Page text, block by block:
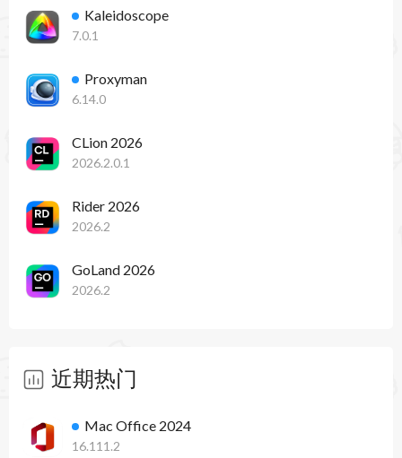
Kaleidoscope
7.0.1
Proxyman
6.14.0
CLion 2026
2026.2.0.1
Rider 2026
2026.2
GoLand 2026
2026.2
近期热门
Mac Office 2024
16.111.2